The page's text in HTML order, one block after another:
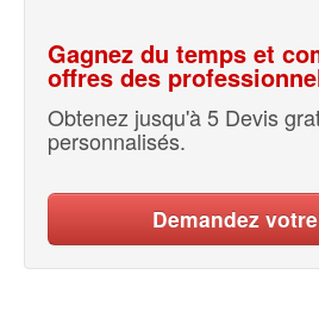
Gagnez du temps et
offres des
Obtenez jusqu'à 5 Devis
personnalisés.
Demandez